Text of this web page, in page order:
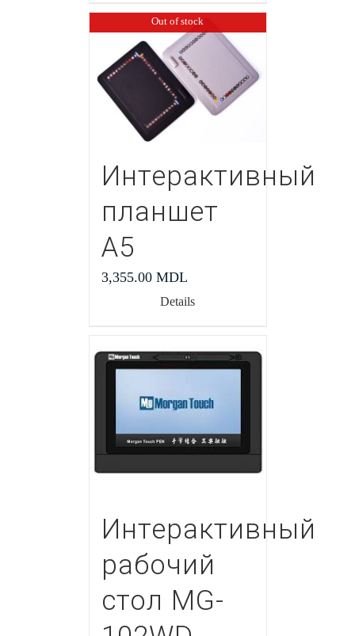
Out of stock
Интерактивный
планшет
А5
3,355.00 MDL
Details
Интерактивный
рабочий
стол MG-